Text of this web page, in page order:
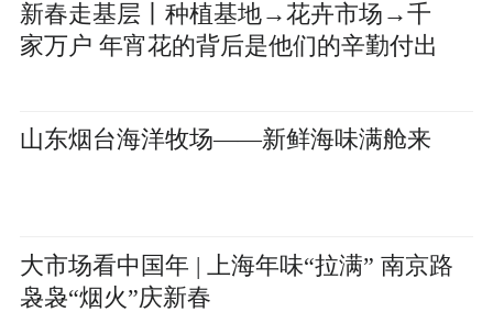
新春走基层丨种植基地→花卉市场→千
家万户 年宵花的背后是他们的辛勤付出
山东烟台海洋牧场——新鲜海味满舱来
大市场看中国年 | 上海年味“拉满” 南京路
袅袅“烟火”庆新春